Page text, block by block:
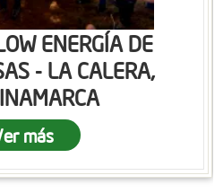
ENERGÍA DE
- LA CALERA,
más